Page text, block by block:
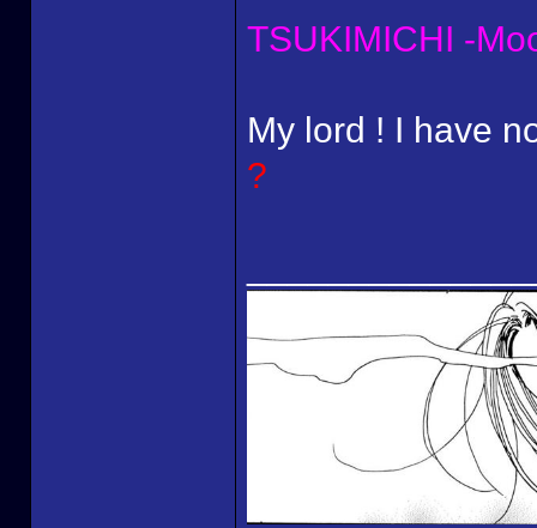
TSUKIMICHI -
My lord ! I have
?